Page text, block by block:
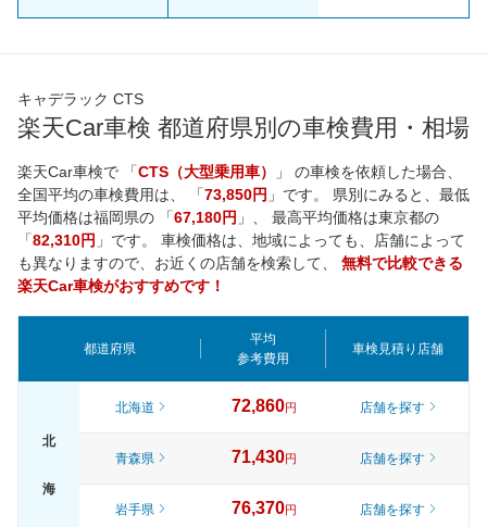
キャデラック CTS
楽天Car車検 都道府県別の車検費用・相場
楽天Car車検で 「CTS（大型乗用車）
」 の車検を依頼した場合、
全国平均の車検費用は、 「73,850円 」です。 県別にみると、最低
平均価格は福岡県の 「67,180円 」、 最高平均価格は東京都の
「82,310円 」です。 車検価格は、地域によっても、店舗によって
も異なりますので、お近くの店舗を検索して、 無料で比較できる
楽天Car車検がおすすめです！
都道府県
平均
参考費用
車検見積り店舗
北
海
北海道 72,860円 店舗を探す
青森県 71,430円 店舗を探す
岩手県 76,370円 店舗を探す